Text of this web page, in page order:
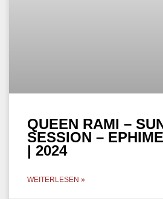
QUEEN RAMI –
SESSION –
| 2024
WEITERLESEN »